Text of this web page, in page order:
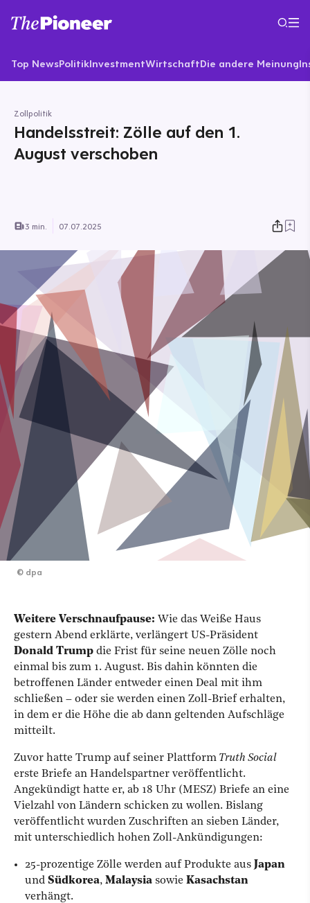
Top NewsPolitikInvestmentWirtschaftDie andere Meinung
Zollpolitik
Handelsstreit: Zölle auf den 1.
August verschoben
3 min. 07.07.2025
© dpa
Weitere Verschnaufpause: Wie das Weiße Haus
gestern Abend erklärte, verlängert US-Präsident
Donald Trump die Frist für seine neuen Zölle noch
einmal bis zum 1. August. Bis dahin könnten die
betroffenen Länder entweder einen Deal mit ihm
schließen – oder sie werden einen Zoll-Brief erhalten,
in dem er die Höhe die ab dann geltenden Aufschläge
mitteilt.
Zuvor hatte Trump auf seiner Plattform Truth Social
erste Briefe an Handelspartner veröffentlicht.
Angekündigt hatte er, ab 18 Uhr (MESZ) Briefe an eine
Vielzahl von Ländern schicken zu wollen. Bislang
veröffentlicht wurden Zuschriften an sieben Länder,
mit unterschiedlich hohen Zoll-Ankündigungen:
25-prozentige Zölle werden auf Produkte aus Japan
und Südkorea, Malaysia sowie Kasachstan
verhängt.